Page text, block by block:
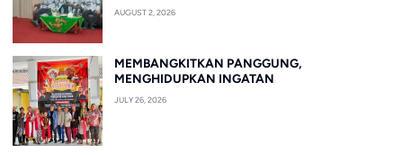
AUGUST 2, 2026
MEMBANGKITKAN PANGGUNG,
MENGHIDUPKAN INGATAN
JULY 26, 2026